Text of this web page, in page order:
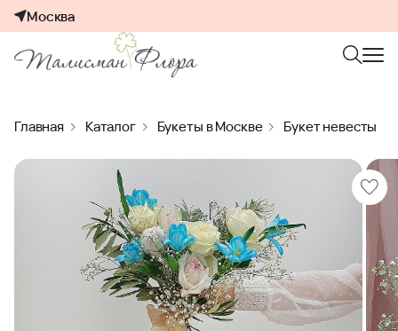
Москва
Главная Каталог Букеты в Москве Букет невесты